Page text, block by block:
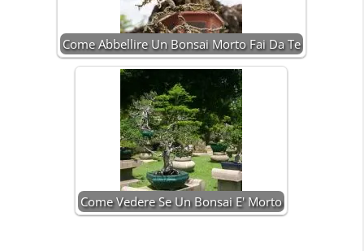
Come Abbellire Un Bonsai Morto Fai Da Te
Come Vedere Se Un Bonsai E' Morto